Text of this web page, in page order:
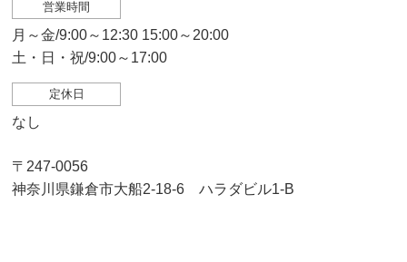
営業時間
月～金/9:00～12:30 15:00～20:00
土・日・祝/9:00～17:00
定休日
なし
〒247-0056
神奈川県鎌倉市大船2-18-6 ハラダビル1-B